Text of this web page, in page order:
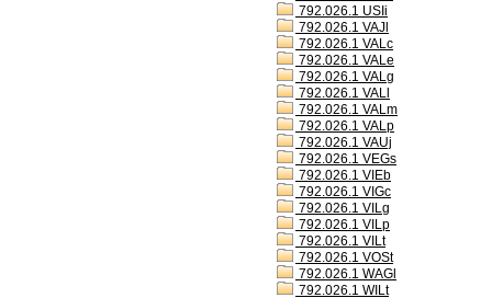
792.026.1 USIi
792.026.1 VAJl
792.026.1 VALc
792.026.1 VALe
792.026.1 VALg
792.026.1 VALl
792.026.1 VALm
792.026.1 VALp
792.026.1 VAUj
792.026.1 VEGs
792.026.1 VIEb
792.026.1 VIGc
792.026.1 VILg
792.026.1 VILp
792.026.1 VILt
792.026.1 VOSt
792.026.1 WAGl
792.026.1 WILt